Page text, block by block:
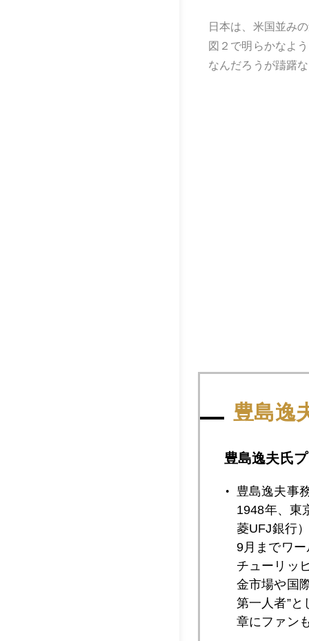
日本は、米国並み
図２で明らかなよ
なんだろうが躊躇
これに対して、欧
ドイツが「量的緩
利の資金供給オペ
まで膨張したが、
その間、欧州経済
イナス成長に落ち
動く。
そこで、６月には
しかし、９月から
そこで、２日のＥ
証券）など市場規
豊島逸
豊島逸夫氏
豊島逸夫事
1948年、東
菱UFJ銀行
9月までワ
チューリッ
金市場や国
第一人者”
章にファン